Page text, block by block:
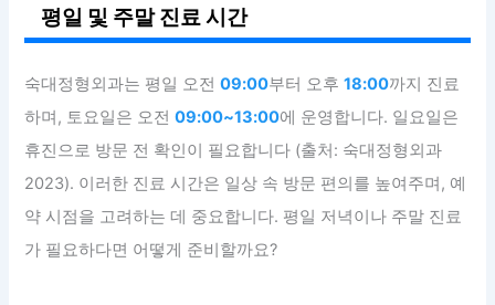
평일 및 주말 진료 시간
숙대정형외과는 평일 오전09:00부터 오후18:00까지 진료
하며, 토요일은 오전09:00~13:00에 운영합니다. 일요일은
휴진으로 방문 전 확인이 필요합니다 (출처: 숙대정형외과
2023). 이러한 진료 시간은 일상 속 방문 편의를 높여주며, 예
약 시점을 고려하는 데 중요합니다. 평일 저녁이나 주말 진료
가 필요하다면 어떻게 준비할까요?